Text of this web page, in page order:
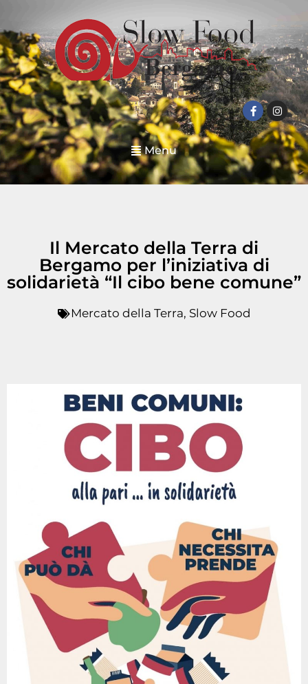
Menu
Il Mercato della Terra di
Bergamo per l’iniziativa di
solidarietà “Il cibo bene comune”
Mercato della Terra, Slow Food